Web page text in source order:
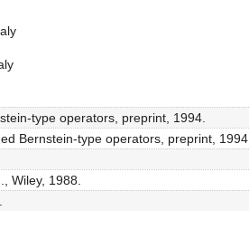
type operators, preprint, 1994.
Bernstein-type operators, preprint, 1994.
Wiley, 1988.